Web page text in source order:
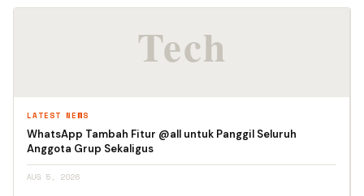
LATEST NEWS
WhatsApp Tambah Fitur @all untuk Panggil Seluruh
Anggota Grup Sekaligus
AUG 5, 2026